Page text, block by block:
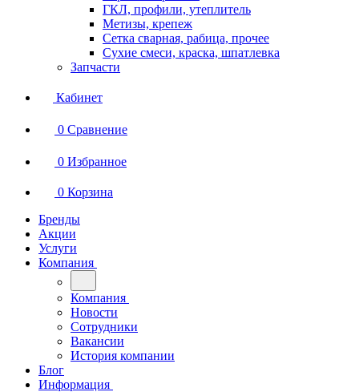
ГКЛ, профили, утеплитель
Метизы, крепеж
Сетка сварная, рабица, прочее
Сухие смеси, краска, шпатлевка
Запчасти
Кабинет
0 Сравнение
0 Избранное
0 Корзина
Бренды
Акции
Услуги
Компания
Компания
Новости
Сотрудники
Вакансии
История компании
Блог
Информация